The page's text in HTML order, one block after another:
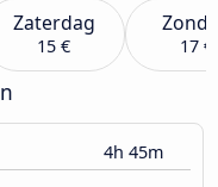
Zaterdag
15 € 17 €
4h 45m